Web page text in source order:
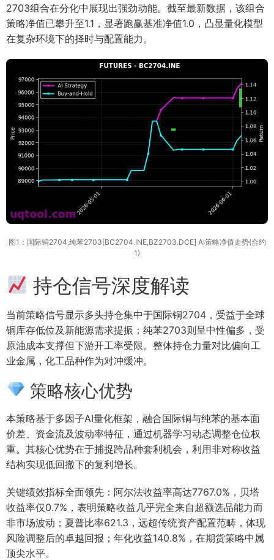
2703组合在分化中展现出强劲动能。截至最新数据，该组合
策略净值已攀升至1.1，显著跑赢基准净值1.0，凸显量化模型
在复杂环境下的择时与配置能力。
图1：国际铜2704,纯苯2703[BC2704.INE,BZ2703.DCE] AI策略净值走势(合约
1)
持仓信号深度解读
当前策略信号显示多头持仓集中于国际铜2704，受益于全球
铜库存低位及新能源需求提振；纯苯2703则呈中性偏多，受
原油成本支撑但下游开工率受限。整体持仓力量对比偏向工
业金属，化工品种作为对冲缓冲。
策略核心优势
本策略基于多因子AI量化框架，融合国际铜与纯苯的基本面
价差、资金流及波动率特征，通过机器学习动态调整仓位权
重。其核心优势在于捕捉跨品种套利机会，利用非对称收益
结构实现低回撤下的复利增长。
关键绩效指标全面领先：阿尔法收益率高达7767.0%，贝塔
收益率仅0.7%，表明策略收益几乎完全来自超额选品能力而
非市场波动；夏普比率621.3，远超传统资产配置范畴，体现
风险调整后的卓越回报；年化收益140.8%，在期货策略中属
顶尖水平。